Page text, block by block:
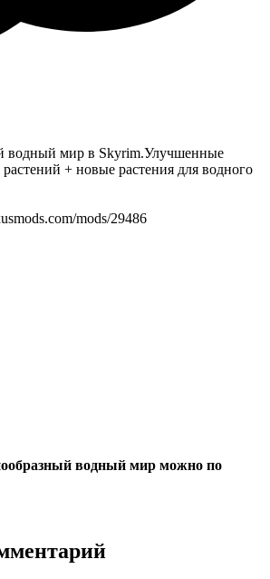
водный мир в Skyrim.Улучшенные
+ новые растения для водного
mods/29486
водный мир можно по